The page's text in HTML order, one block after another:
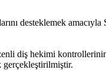
desteklemek
diş hekimi
gerçekleştirilmiştir.